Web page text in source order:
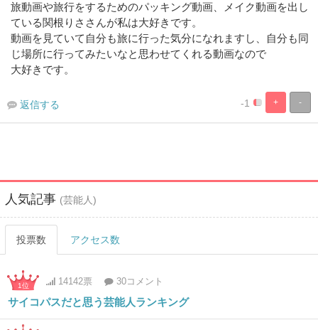
旅動画や旅行をするためのパッキング動画、メイク動画を出し
ている関根りささんが私は大好きです。
動画を見ていて自分も旅に行った気分になれますし、自分も同
じ場所に行ってみたいなと思わせてくれる動画なので
大好きです。
-
+
5%95%
-1
返信する
人気記事 (芸能人)
投票数 アクセス数
1位 14142票 30コメント
サイコパスだと思う芸能人ランキング